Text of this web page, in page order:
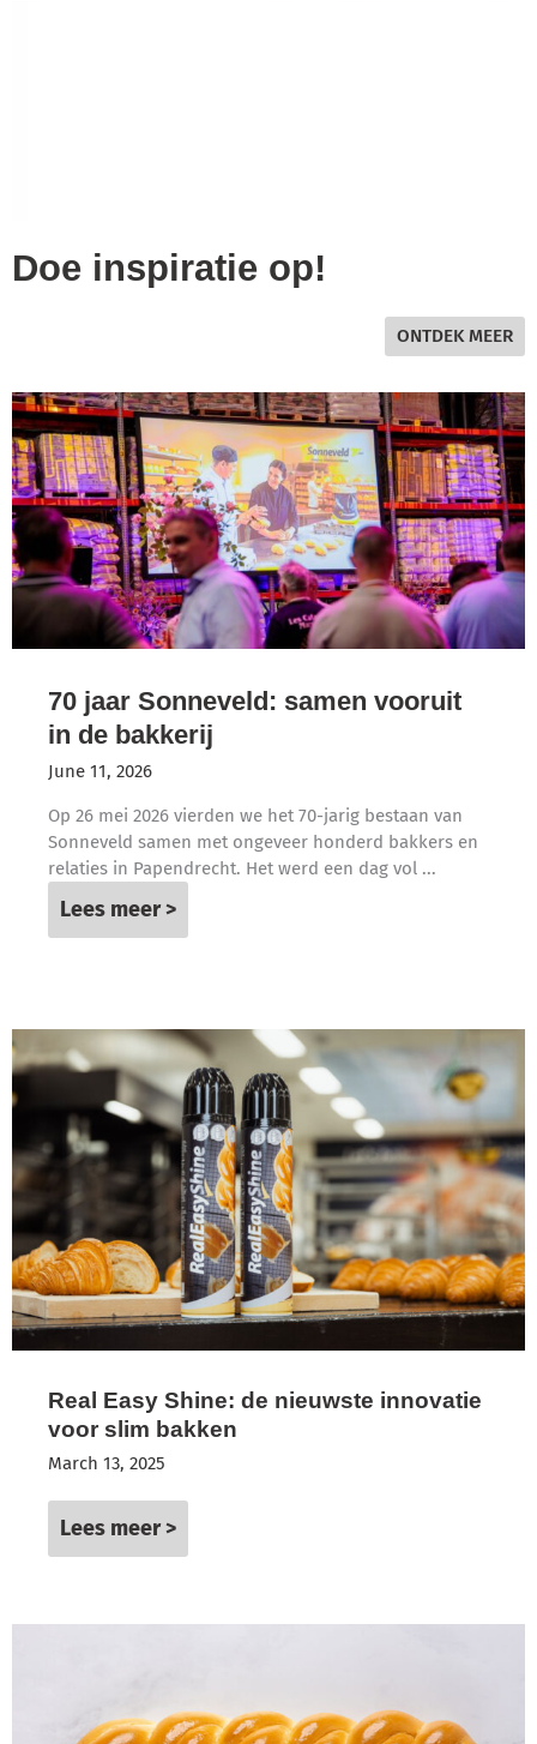
Doe inspiratie op!
ONTDEK MEER
70 jaar Sonneveld: samen vooruit
in de bakkerij
June 11, 2026
Op 26 mei 2026 vierden we het 70-jarig bestaan van
Sonneveld samen met ongeveer honderd bakkers en
relaties in Papendrecht. Het werd een dag vol ...
Lees meer >
Real Easy Shine: de nieuwste innovatie
voor slim bakken
March 13, 2025
Lees meer >